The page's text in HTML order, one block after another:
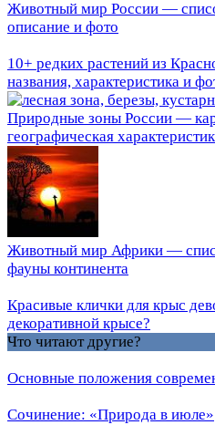
Животный мир России —
описание и фото
10+ редких растений из
названия, характеристика и
Природные зоны России —
географическая
Животный мир Африки —
фауны континента
Красивые клички для крыс
декоративной крысе?
Что читают другие?
Основные положения
Сочинение: «Природа в июле»